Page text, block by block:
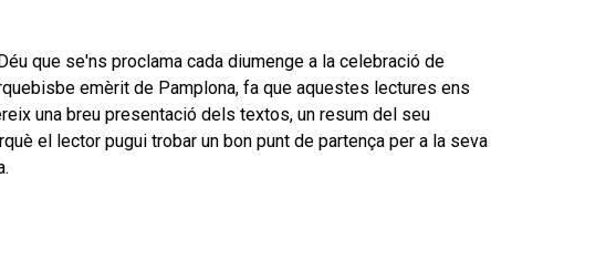
que se'ns proclama cada diumenge a la celebració de
emèrit de Pamplona, fa que aquestes lectures ens
una breu presentació dels textos, un resum del seu
el lector pugui trobar un bon punt de partença per a la seva